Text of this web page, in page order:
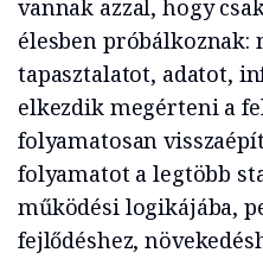
vannak azzal, hogy
élesben próbálkoznak:
tapasztalatot, adatot,
elkezdik megérteni a
folyamatosan
folyamatot a legtöbb
működési logikájába,
fejlődéshez,